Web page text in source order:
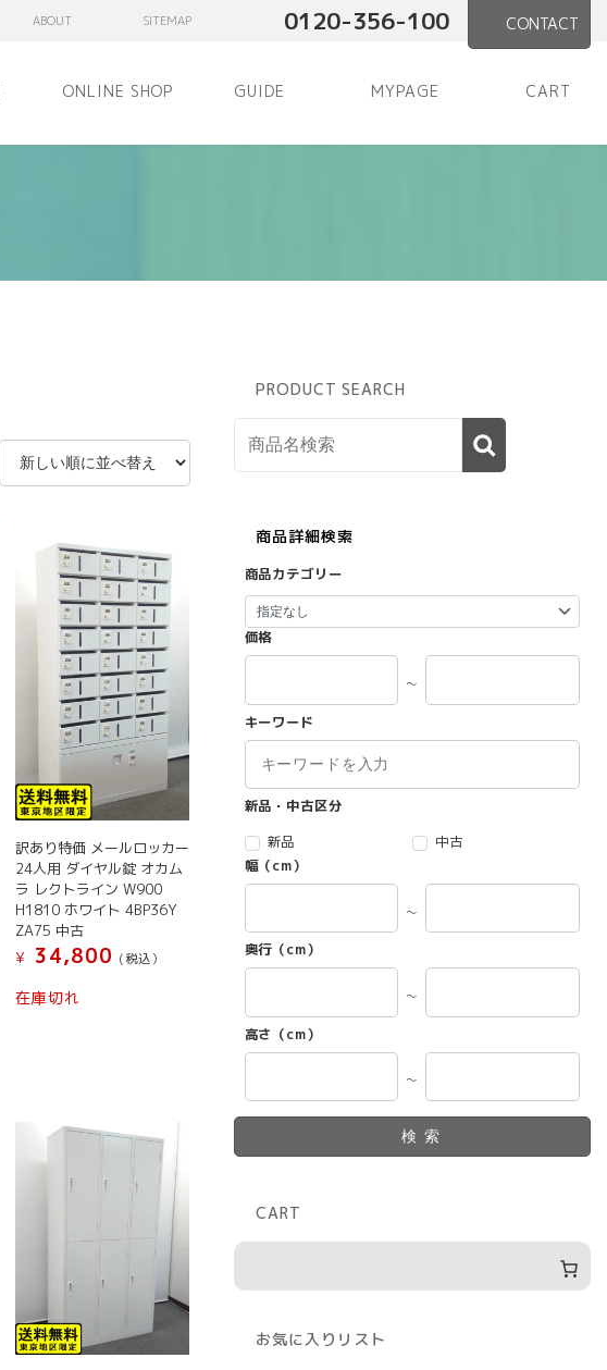
ABOUT SITEMAP 0120-356-100 CONTACT
ONLINE SHOP GUIDE MYPAGE CART
訳あり特価 メールロッカー
24人用 ダイヤル錠 オカム
ラ レクトライン W900
H1810 ホワイト 4BP36Y
ZA75 中古
¥
34,800 (税込）
在庫切れ
PRODUCT SEARCH
商品詳細検索
商品カテゴリー
価格
～
キーワード
新品・中古区分
新品
中古
幅（cm）
～
奥行（cm）
～
高さ（cm）
～
検索
CART
お気に入りリスト